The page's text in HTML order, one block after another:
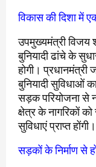
विकास की दिशा में
उपमुख्यमंत्री विजय
बुनियादी ढांचे के
होगी।
बुनियादी सुविधाओं
सड़क परियोजना से
क्षेत्र के नागरिकों
सुविधाएं प्राप्त होंगी।
सड़कों के निर्माण से